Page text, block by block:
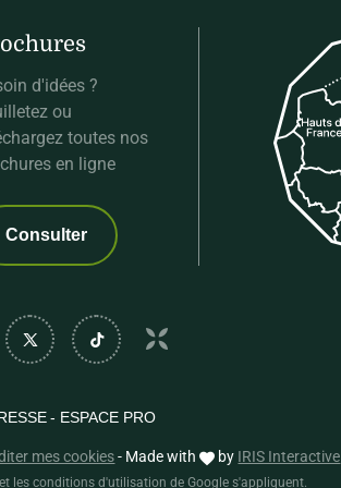
d'idées ?
ou
toutes nos
en ligne
Consulter
sur Instagram
nous sur Youtube
Suivez-nous sur Twitter
Suivez-nous sur Tiktok
ESPACE PRO
mes cookies - Made with by IRIS Interactive
les conditions d'utilisation de Google s'appliquent.